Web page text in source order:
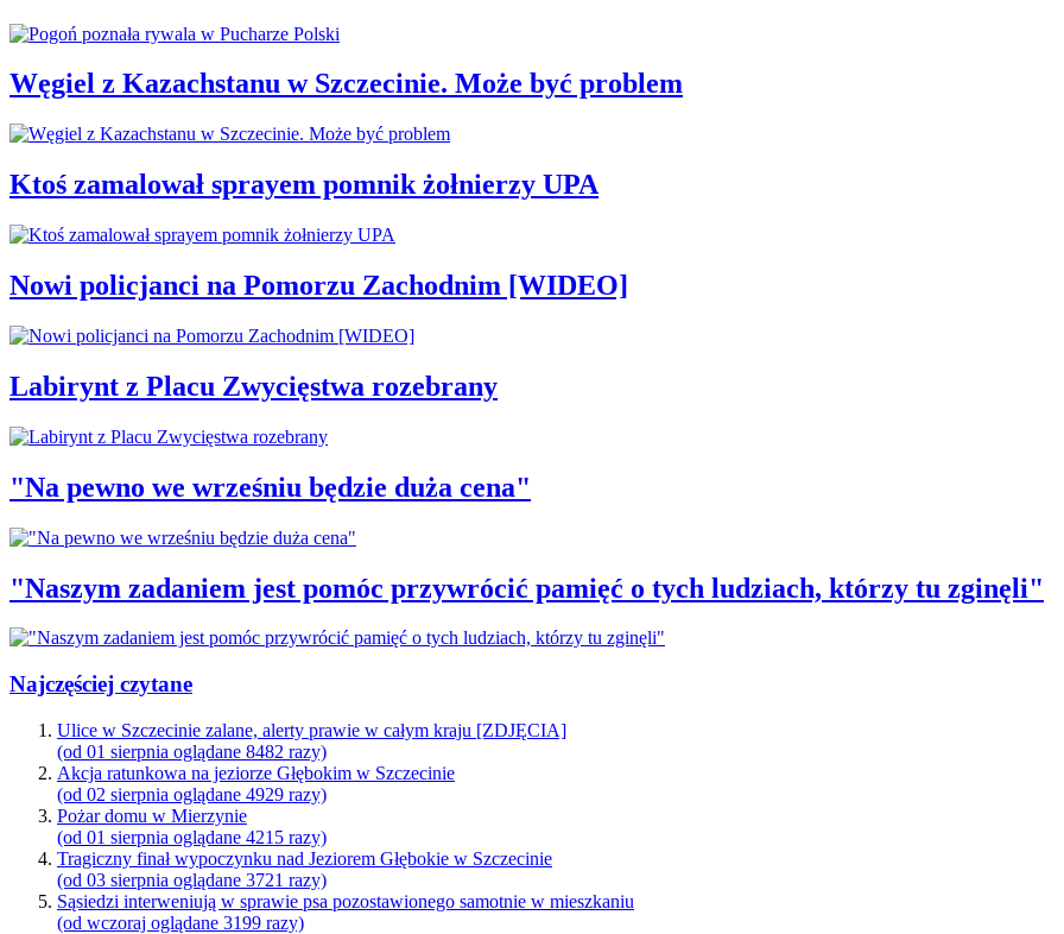
Węgiel z Kazachstanu w Szczecinie. Może być problem
Ktoś zamalował sprayem pomnik żołnierzy UPA
Nowi policjanci na Pomorzu Zachodnim [WIDEO]
Labirynt z Placu Zwycięstwa rozebrany
"Na pewno we wrześniu będzie duża cena"
"Naszym zadaniem jest pomóc przywrócić pamięć o tych ludziach, którzy tu zginęli"
Najczęściej czytane
Ulice w Szczecinie zalane, alerty prawie w całym kraju [ZDJĘCIA]
(od 01 sierpnia oglądane 8482 razy)
Akcja ratunkowa na jeziorze Głębokim w Szczecinie
(od 02 sierpnia oglądane 4929 razy)
Pożar domu w Mierzynie
(od 01 sierpnia oglądane 4215 razy)
Tragiczny finał wypoczynku nad Jeziorem Głębokie w Szczecinie
(od 03 sierpnia oglądane 3721 razy)
Sąsiedzi interweniują w sprawie psa pozostawionego samotnie w mieszkaniu
(od wczoraj oglądane 3199 razy)